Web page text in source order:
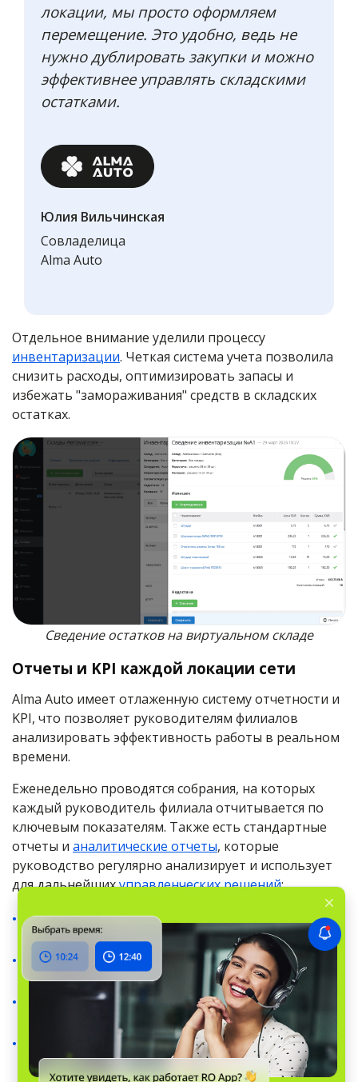
локации, мы просто оформляем
перемещение. Это удобно, ведь не
нужно дублировать закупки и можно
эффективнее управлять складскими
остатками.
Юлия Вильчинская
Совладелица
Alma Auto
Отдельное внимание уделили процессу
инвентаризации. Четкая система учета позволила
снизить расходы, оптимизировать запасы и
избежать "замораживания" средств в складских
остатках.
Сведение остатков на виртуальном складе
Отчеты и KPI каждой локации сети
Alma Auto имеет отлаженную систему отчетности и
KPI, что позволяет руководителям филиалов
анализировать эффективность работы в реальном
времени.
Еженедельно проводятся собрания, на которых
каждый руководитель филиала отчитывается по
ключевым показателям. Также есть стандартные
отчеты и аналитические отчеты, которые
руководство регулярно анализирует и использует
для дальнейшихуправленческих решений:
средний чек в сравнении по всем филиалам
количество закрытых заказов за неделю
выработка каждого работника
динамику выполнения планов